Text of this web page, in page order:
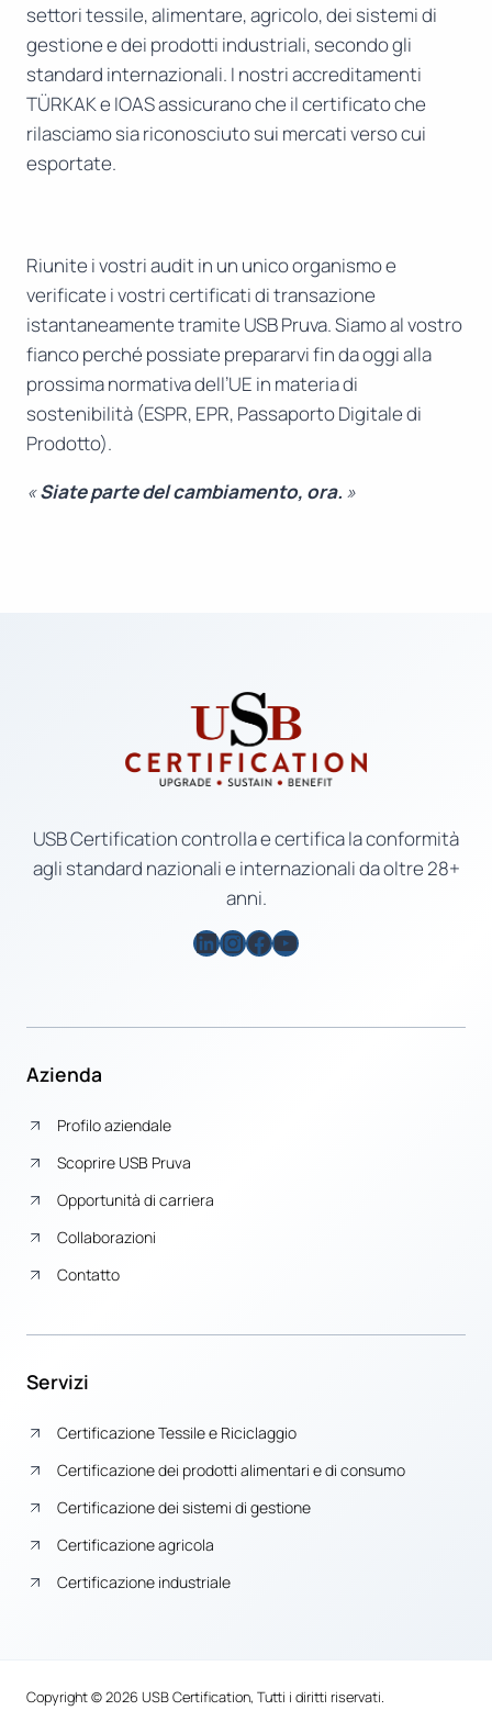
settori tessile, alimentare, agricolo, dei sistemi di
gestione e dei prodotti industriali, secondo gli
standard internazionali. I nostri accreditamenti
TÜRKAK e IOAS assicurano che il certificato che
rilasciamo sia riconosciuto sui mercati verso cui
esportate.
Riunite i vostri audit in un unico organismo e
verificate i vostri certificati di transazione
istantaneamente tramite USB Pruva. Siamo al vostro
fianco perché possiate prepararvi fin da oggi alla
prossima normativa dell’UE in materia di
sostenibilità (ESPR, EPR, Passaporto Digitale di
Prodotto).
«Siate parte del cambiamento, ora. »
USB Certification controlla e certifica la conformità
agli standard nazionali e internazionali da oltre 28+
anni.
LinkedIn
Instagram
Facebook
YouTube
Azienda
Profilo aziendale
Scoprire USB Pruva
Opportunità di carriera
Collaborazioni
Contatto
Servizi
Certificazione Tessile e Riciclaggio
Certificazione dei prodotti alimentari e di consumo
Certificazione dei sistemi di gestione
Certificazione agricola
Certificazione industriale
Copyright © 2026 USB Certification, Tutti i diritti riservati.